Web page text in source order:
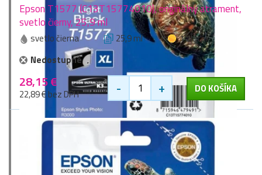
Epson T1577 (C13T15774010), originálny atrament,
svetlo čierny, 25,9 ml
svetlo čierna 25,9 ml
1 zlaťák
Nedostupné
28,15 €
22,89 € bez DPH - + DO KOŠÍKA